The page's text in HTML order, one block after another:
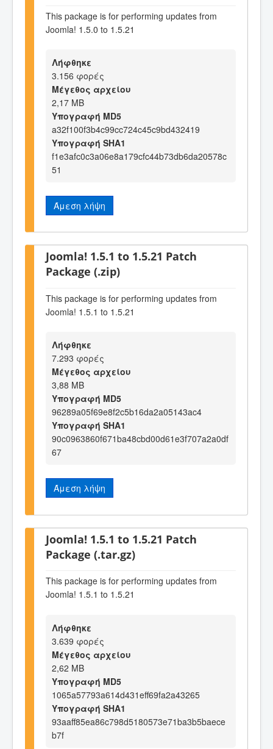
This package is for performing updates from
Joomla! 1.5.0 to 1.5.21
Λήφθηκε
3.156 φορές
Μέγεθος αρχείου
2,17 MB
Υπογραφή MD5
a32f100f3b4c99cc724c45c9bd432419
Υπογραφή SHA1
f1e3afc0c3a06e8a179cfc44b73db6da20578c
51
Άμεση λήψη
Joomla! 1.5.1 to 1.5.21 Patch
Package (.zip)
This package is for performing updates from
Joomla! 1.5.1 to 1.5.21
Λήφθηκε
7.293 φορές
Μέγεθος αρχείου
3,88 MB
Υπογραφή MD5
96289a05f69e8f2c5b16da2a05143ac4
Υπογραφή SHA1
90c0963860f671ba48cbd00d61e3f707a2a0df
67
Άμεση λήψη
Joomla! 1.5.1 to 1.5.21 Patch
Package (.tar.gz)
This package is for performing updates from
Joomla! 1.5.1 to 1.5.21
Λήφθηκε
3.639 φορές
Μέγεθος αρχείου
2,62 MB
Υπογραφή MD5
1065a57793a614d431eff69fa2a43265
Υπογραφή SHA1
93aaff85ea86c798d5180573e71ba3b5baece
b7f